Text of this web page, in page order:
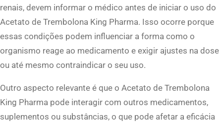
renais, devem informar o médico antes de iniciar o uso do
Acetato de Trembolona King Pharma. Isso ocorre porque
essas condições podem influenciar a forma como o
organismo reage ao medicamento e exigir ajustes na dose
ou até mesmo contraindicar o seu uso.
Outro aspecto relevante é que o Acetato de Trembolona
King Pharma pode interagir com outros medicamentos,
suplementos ou substâncias, o que pode afetar a eficácia